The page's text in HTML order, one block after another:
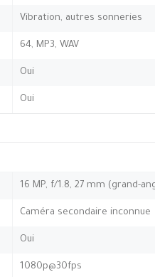
Vibration, autres sonneries
64, MP3, WAV
Oui
Oui
16 MP, f/1.8, 27 mm (grand-
Caméra secondaire inconnue
Oui
1080p@30fps